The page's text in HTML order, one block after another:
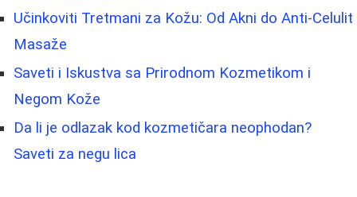
Učinkoviti Tretmani za Kožu: Od Akni do Anti-Celulit
Masaže
Saveti i Iskustva sa Prirodnom Kozmetikom i
Negom Kože
Da li je odlazak kod kozmetičara neophodan?
Saveti za negu lica